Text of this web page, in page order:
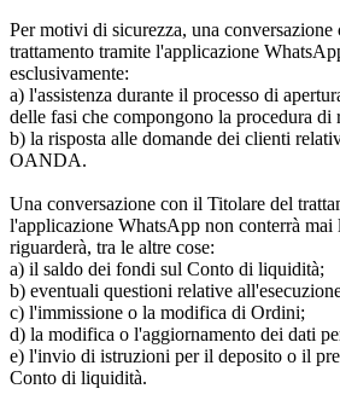
Per motivi di sicurezza, una
trattamento tramite l'applicazione
esclusivamente:
a) l'assistenza durante il processo di
delle fasi che compongono la procedura di
b) la risposta alle domande dei clienti
OANDA.
Una conversazione con il Titolare del
l'applicazione WhatsApp non conterrà mai
riguarderà, tra le altre cose:
a) il saldo dei fondi sul Conto di liquidità;
b) eventuali questioni relative
c) l'immissione o la modifica di Ordini;
d) la modifica o l'aggiornamento dei dati
e) l'invio di istruzioni per il deposito o il
Conto di liquidità.